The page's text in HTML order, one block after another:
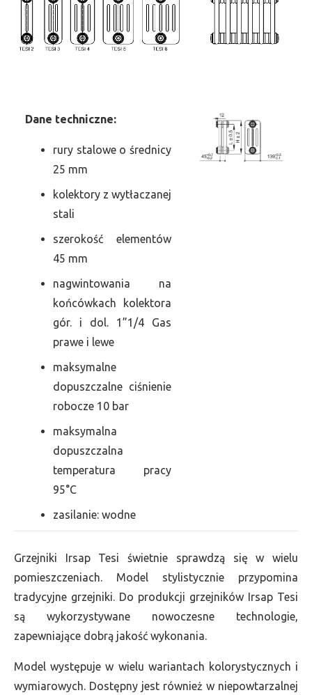
Dane techniczne:
rury stalowe o średnicy
25 mm
kolektory z wytłaczanej
stali
szerokość elementów
45 mm
nagwintowania na
końcówkach kolektora
gór. i dol. 1”1/4 Gas
prawe i lewe
maksymalne
dopuszczalne ciśnienie
robocze 10 bar
maksymalna
dopuszczalna
temperatura pracy
95°C
zasilanie: wodne
Grzejniki Irsap Tesi świetnie sprawdzą się w wielu
pomieszczeniach. Model stylistycznie przypomina
tradycyjne grzejniki. Do produkcji grzejników Irsap Tesi
są wykorzystywane nowoczesne technologie,
zapewniające dobrą jakość wykonania.
Model występuje w wielu wariantach kolorystycznych i
wymiarowych. Dostępny jest również w niepowtarzalnej